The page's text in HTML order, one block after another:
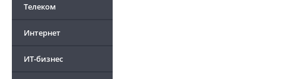
Телеком
Интернет
ИТ-бизнес